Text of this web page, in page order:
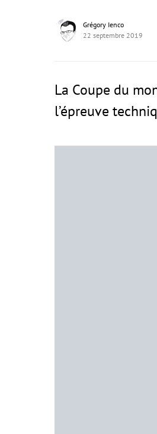
Grégory Ienco
22 septembre 2019
La Coupe du
l’épreuve